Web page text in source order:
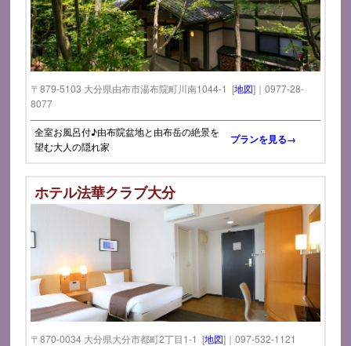
〒879-5103 大分県由布市湯布院町川南1044-1 [地図]｜0977-28-
8077
全室お風呂付♪由布院盆地と由布岳の絶景を
望む大人の隠れ家
プランを見る→
ホテル法華クラブ大分
〒870-0034 大分県大分市都町2丁目1-1 [地図]｜097-532-1121